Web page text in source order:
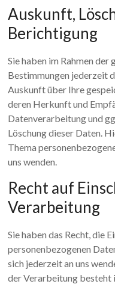
Auskunft,
Berichtigung
Sie haben im Rahmen
Bestimmungen jederzeit
Auskunft über Ihre
deren Herkunft und
Datenverarbeitung und
Löschung dieser Daten.
Thema
uns wenden.
Recht auf
Verarbeitung
Sie haben das Recht, die
personenbezogenen
sich jederzeit an uns
der Verarbeitung besteht